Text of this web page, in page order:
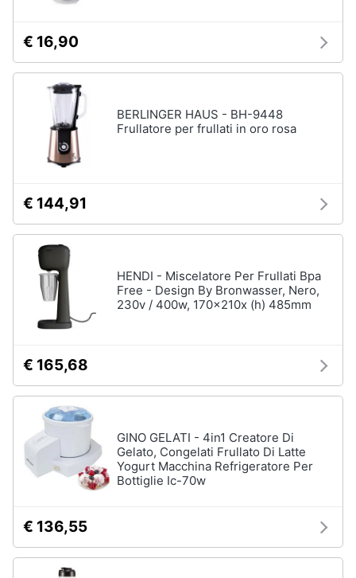
€ 16,90
BERLINGER HAUS - BH-9448
Frullatore per frullati in oro rosa
€ 144,91
HENDI - Miscelatore Per Frullati Bpa
Free - Design By Bronwasser, Nero,
230v / 400w, 170x210x (h) 485mm
€ 165,68
GINO GELATI - 4in1 Creatore Di
Gelato, Congelati Frullato Di Latte
Yogurt Macchina Refrigeratore Per
Bottiglie Ic-70w
€ 136,55